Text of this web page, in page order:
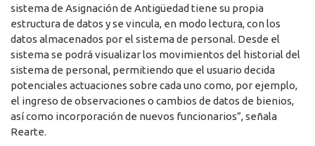
sistema de Asignación de Antigüedad tiene su propia
estructura de datos y se vincula, en modo lectura, con los
datos almacenados por el sistema de personal. Desde el
sistema se podrá visualizar los movimientos del historial del
sistema de personal, permitiendo que el usuario decida
potenciales actuaciones sobre cada uno como, por ejemplo,
el ingreso de observaciones o cambios de datos de bienios,
así como incorporación de nuevos funcionarios”, señala
Rearte.